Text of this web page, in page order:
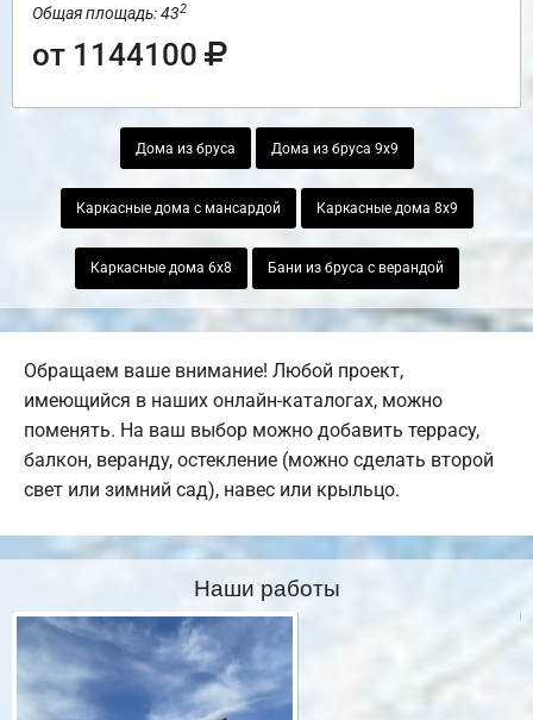
Общая площадь: 432
от 1144100
Дома из бруса Дома из бруса 9х9
Каркасные дома с мансардой Каркасные дома 8х9
Каркасные дома 6х8 Бани из бруса с верандой
Обращаем ваше внимание! Любой проект,
имеющийся в наших онлайн-каталогах, можно
поменять. На ваш выбор можно добавить террасу,
балкон, веранду, остекление (можно сделать второй
свет или зимний сад), навес или крыльцо.
Наши работы